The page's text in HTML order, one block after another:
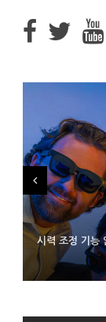
시력 조정 기능
D램 부족에